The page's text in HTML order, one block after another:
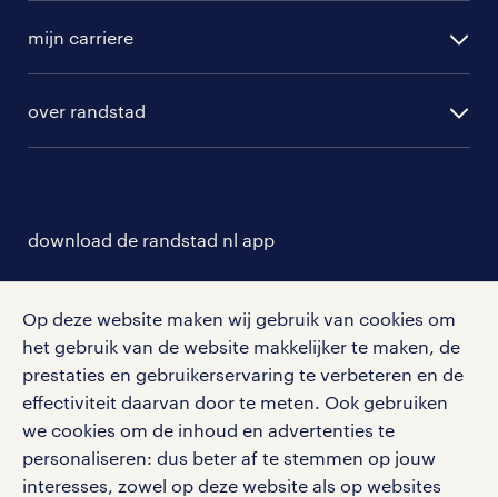
Op deze website maken wij gebruik van cookies om
het gebruik van de website makkelijker te maken, de
prestaties en gebruikerservaring te verbeteren en de
effectiviteit daarvan door te meten. Ook gebruiken
we cookies om de inhoud en advertenties te
personaliseren: dus beter af te stemmen op jouw
interesses, zowel op deze website als op websites
uitzendbureau in Amsterdam-
Wat zijn nou de leuke bedrijven om te
werken in Amstelveen? We hebben een
overzicht voor je gemaakt met onze
topwerkgevers:
KLM vacatures
Amazon vacatures
randstad professional
randstad digital
hr-diensten
branches
tarieven
personeel gezocht
aanmelden nieuwsbrief
mijn carriere
solliciteren
blogs en artikelen
salarischecker
bruto-netto calculator
over randstad
pers
klachten en misstanden
download de randstad nl app
Met de randstad nl app zet je de volgende stap in je
carrière. Bekijk je rooster of salaris, zoek vacatures
en ontvang berichten van je intercedent.
Eenvoudig, snel en overal.
apple app store
google play store